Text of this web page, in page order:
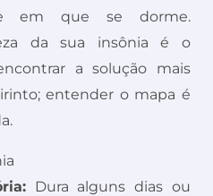
em que se dorme.
da sua insônia é o
a solução mais
entender o mapa é
Dura alguns dias ou